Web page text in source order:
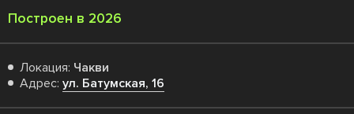
Построен в 2026
Локация: Чакви
Адрес: ул. Батумская, 16